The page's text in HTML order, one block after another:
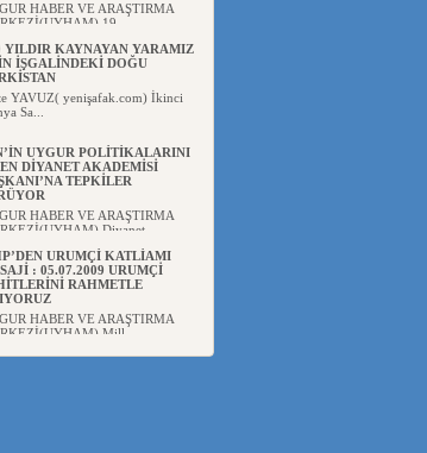
HABER VE ARAŞTIRMA
19...
YILDIR KAYNAYAN YARAMIZ
İŞGALİNDEKİ DOĞU
YAVUZ( yenişafak.com) İkinci
Sa...
UYGUR POLİTİKALARINI
DİYANET AKADEMİSİ
TEPKİLER
HABER VE ARAŞTIRMA
Diyanet
URUMÇİ KATLİAMI
: 05.07.2009 URUMÇİ
RAHMETLE
HABER VE ARAŞTIRMA
Mill...
ANKARA BÜYÜKELÇİSİ